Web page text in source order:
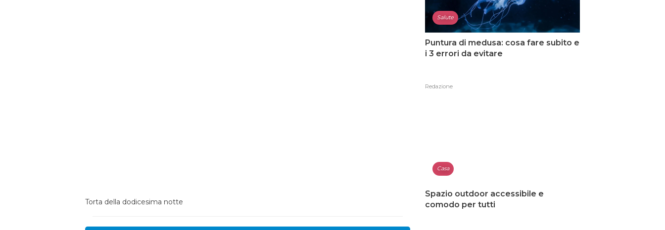
Torta della dodicesima notte
Salute
Puntura di medusa: cosa fare subito e
i 3 errori da evitare
Redazione
Casa
Spazio outdoor accessibile e
comodo per tutti